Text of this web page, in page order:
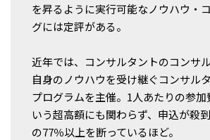
を昇るように実行可能なノウハウ・
グには定評がある。
近年では、コンサルタントのコンサ
自身のノウハウを受け継ぐコンサル
プログラムを主催。1人あたりの参加
いう超高額にも関わらず、申込が殺
の77％以上を断っているほど。